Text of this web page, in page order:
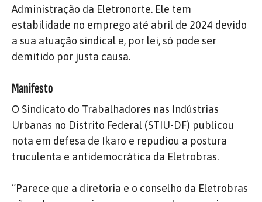
Administração da Eletronorte. Ele tem
estabilidade no emprego até abril de 2024 devido
a sua atuação sindical e, por lei, só pode ser
demitido por justa causa.
Manifesto
O Sindicato do Trabalhadores nas Indústrias
Urbanas no Distrito Federal (STIU-DF) publicou
nota em defesa de Ikaro e repudiou a postura
truculenta e antidemocrática da Eletrobras.
“Parece que a diretoria e o conselho da Eletrobras